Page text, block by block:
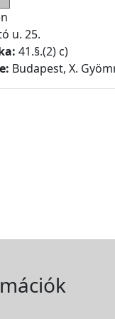
u. 25.
41.§.(2) c)
Budapest, X.